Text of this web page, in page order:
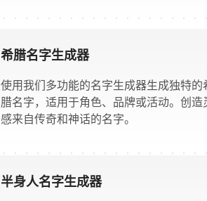
希腊名字生成器
使用我们多功能的名字生成器生成独特的
腊名字，适用于角色、品牌或活动。创造
感来自传奇和神话的名字。
半身人名字生成器